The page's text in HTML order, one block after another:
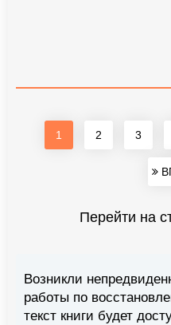
1 2 3
Перейти на
Возникли
работы по
текст книги будет